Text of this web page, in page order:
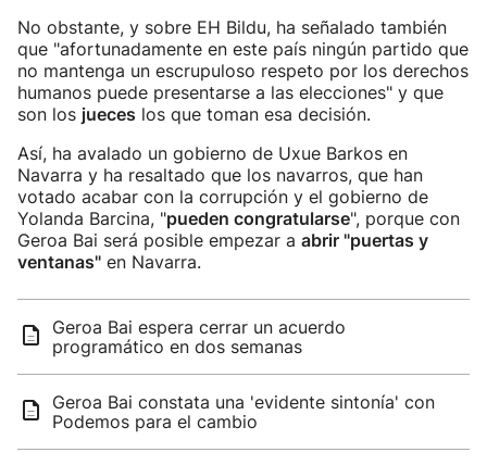
No obstante, y sobre EH Bildu, ha señalado también
que "afortunadamente en este país ningún partido que
no mantenga un escrupuloso respeto por los derechos
humanos puede presentarse a las elecciones" y que
son los jueces los que toman esa decisión.
Así, ha avalado un gobierno de Uxue Barkos en
Navarra y ha resaltado que los navarros, que han
votado acabar con la corrupción y el gobierno de
Yolanda Barcina, "pueden congratularse", porque con
Geroa Bai será posible empezar a abrir "puertas y
ventanas" en Navarra.
Geroa Bai espera cerrar un acuerdo
programático en dos semanas
Geroa Bai constata una 'evidente sintonía' con
Podemos para el cambio